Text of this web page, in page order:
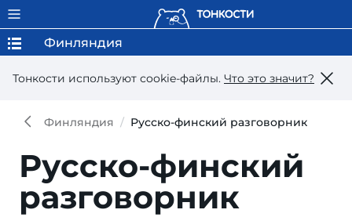
Тонкости используют сookie-файлы. Что это значит?
Финляндия
Финляндия Русско-финский разговорник
Русско-финский
разговорник